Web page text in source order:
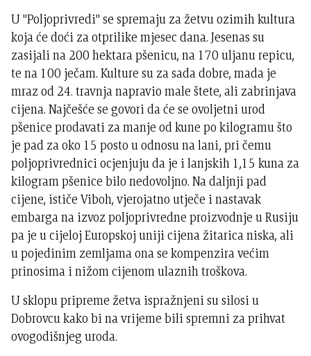
U "Poljoprivredi" se spremaju za žetvu ozimih kultura
koja će doći za otprilike mjesec dana. Jesenas su
zasijali na 200 hektara pšenicu, na 170 uljanu repicu,
te na 100 ječam. Kulture su za sada dobre, mada je
mraz od 24. travnja napravio male štete, ali zabrinjava
cijena. Najčešće se govori da će se ovoljetni urod
pšenice prodavati za manje od kune po kilogramu što
je pad za oko 15 posto u odnosu na lani, pri čemu
poljoprivrednici ocjenjuju da je i lanjskih 1,15 kuna za
kilogram pšenice bilo nedovoljno. Na daljnji pad
cijene, ističe Viboh, vjerojatno utječe i nastavak
embarga na izvoz poljoprivredne proizvodnje u Rusiju
pa je u cijeloj Europskoj uniji cijena žitarica niska, ali
u pojedinim zemljama ona se kompenzira većim
prinosima i nižom cijenom ulaznih troškova.
U sklopu pripreme žetva ispražnjeni su silosi u
Dobrovcu kako bi na vrijeme bili spremni za prihvat
ovogodišnjeg uroda.